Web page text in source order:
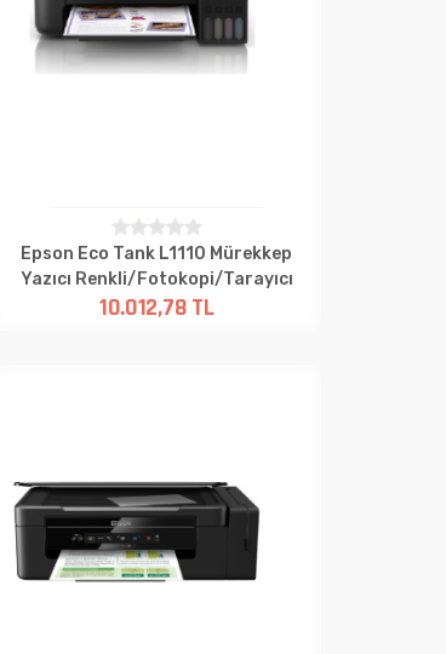
Epson Eco Tank L1110 Mürekkep
Yazıcı Renkli/Fotokopi/Tarayıcı
10.012,78 TL